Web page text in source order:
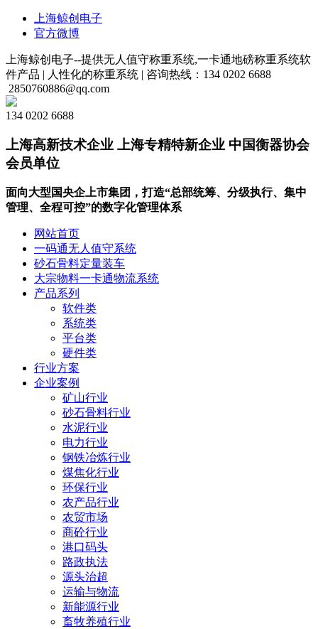
上海鲸创电子
官方微博
上海鲸创电子--提供无人值守称重系统,一卡通地磅称重系统软
件产品 | 人性化的称重系统 | 咨询热线：134 0202 6688
2850760886@qq.com
134 0202 6688
上海高新技术企业 上海专精特新企业 中国衡器协会
会员单位
面向大型国央企上市集团，打造“总部统筹、分级执行、集中
管理、全程可控”的数字化管理体系
网站首页
一码通无人值守系统
砂石骨料定量装车
大宗物料一卡通物流系统
产品系列
软件类
系统类
平台类
硬件类
行业方案
企业案例
矿山行业
砂石骨料行业
水泥行业
电力行业
钢铁冶炼行业
煤焦化行业
环保行业
农产品行业
农贸市场
商砼行业
港口码头
路政执法
源头治超
运输与物流
新能源行业
畜牧养殖行业